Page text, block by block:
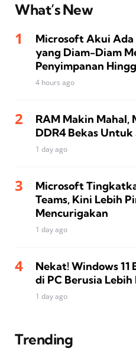
What’s New
Microsoft Akui Ada
yang Diam-Diam
Penyimpanan
4 hours ago
RAM Makin Mahal,
DDR4 Bekas Untuk
1 day ago
Microsoft
Teams, Kini Lebih
Mencurigakan
1 day ago
Nekat! Windows 11
di PC Berusia
1 day ago
Trending